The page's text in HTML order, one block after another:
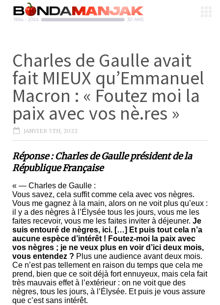
Charles de Gaulle avait
fait MIEUX qu’Emmanuel
Macron : « Foutez moi la
paix avec vos nè.res »
JANVIER 5TH, 2022
Réponse : Charles de Gaulle président de la
République Française
« — Charles de Gaulle :
Vous savez, cela suffit comme cela avec vos nègres.
Vous me gagnez à la main, alors on ne voit plus qu’eux :
il y a des nègres à l’Élysée tous les jours, vous me les
faites recevoir, vous me les faites inviter à déjeuner. Je
suis entouré de nègres, ici. […] Et puis tout cela n’a
aucune espèce d’intérêt ! Foutez-moi la paix avec
vos nègres ; je ne veux plus en voir d’ici deux mois,
vous entendez ? Plus une audience avant deux mois.
Ce n’est pas tellement en raison du temps que cela me
prend, bien que ce soit déjà fort ennuyeux, mais cela fait
très mauvais effet à l’extérieur : on ne voit que des
nègres, tous les jours, à l’Élysée. Et puis je vous assure
que c’est sans intérêt.